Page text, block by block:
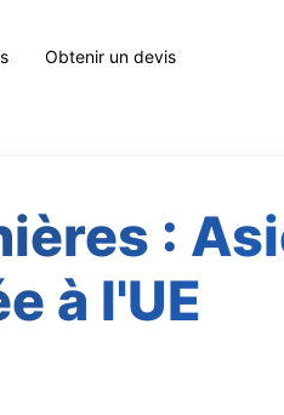
Obtenir un devis
:
à l'UE